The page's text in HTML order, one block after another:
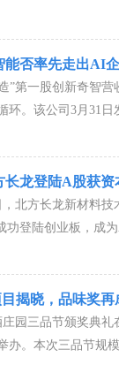
否率先走出AI
”第一股创新奇智营
环。该公司3月31日
长龙登陆A股获资
，北方长龙新材料技
功登陆创业板，成
揭晓，品味奖
园三品节颁奖典礼
办。本次三品节规